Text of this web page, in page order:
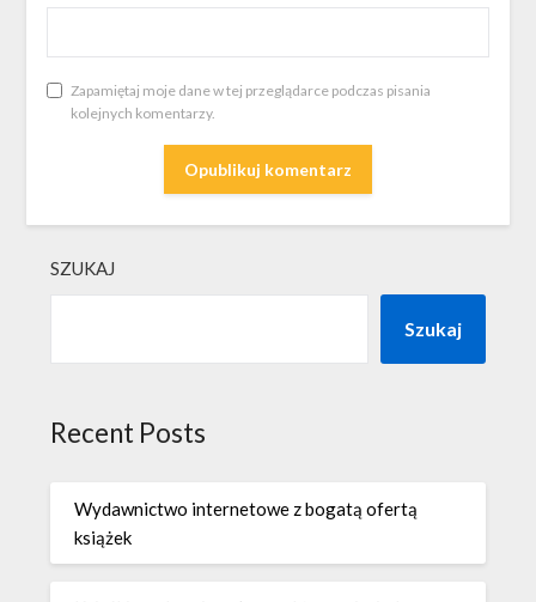
Zapamiętaj moje dane w tej przeglądarce podczas pisania
kolejnych komentarzy.
SZUKAJ
Szukaj
Recent Posts
Wydawnictwo internetowe z bogatą ofertą
książek